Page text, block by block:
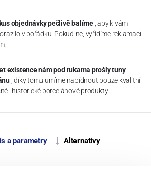
objednávky pečlivě balíme , aby k vám
v pořádku. Pokud ne, vyřídíme reklamaci
existence nám pod rukama prošly tuny
, díky tomu umíme nabídnout pouze kvalitní
i historické porcelánové produkty.
a parametry Alternativy